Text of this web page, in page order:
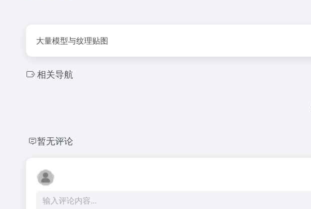
大量模型与纹理贴图
相关导航
暂无评论